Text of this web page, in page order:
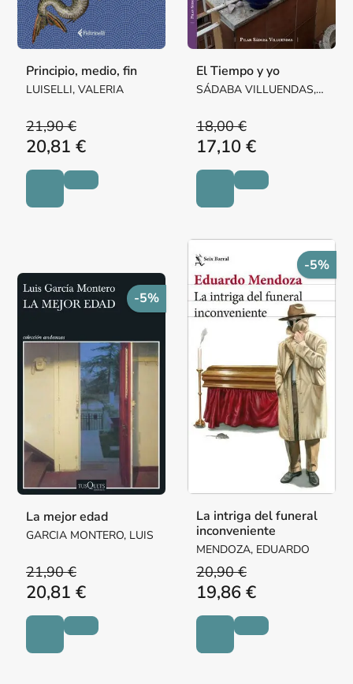
Principio, medio, fin
LUISELLI, VALERIA
21,90 €
20,81 €
El Tiempo y yo
SÁDABA VILLUENDAS,
18,00 €
17,10 €
-5%
La mejor edad
GARCIA MONTERO, LUIS
21,90 €
20,81 €
-5%
La intriga del funeral
inconveniente
MENDOZA, EDUARDO
20,90 €
19,86 €